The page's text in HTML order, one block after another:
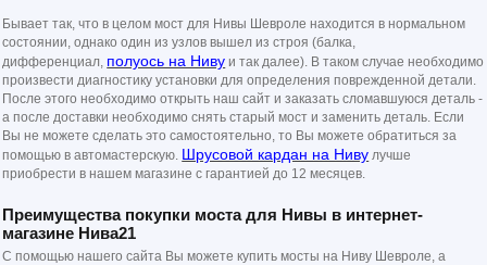
Бывает так, что в целом мост для Нивы Шевроле находится в нормальном
состоянии, однако один из узлов вышел из строя (балка,
дифференциал, полуось на Ниву и так далее). В таком случае необходимо
произвести диагностику установки для определения поврежденной детали.
После этого необходимо открыть наш сайт и заказать сломавшуюся деталь -
а после доставки необходимо снять старый мост и заменить деталь. Если
Вы не можете сделать это самостоятельно, то Вы можете обратиться за
помощью в автомастерскую. Шрусовой кардан на Ниву лучше
приобрести в нашем магазине с гарантией до 12 месяцев.
Преимущества покупки моста для Нивы в интернет-
магазине Нива21
С помощью нашего сайта Вы можете купить мосты на Ниву Шевроле, а